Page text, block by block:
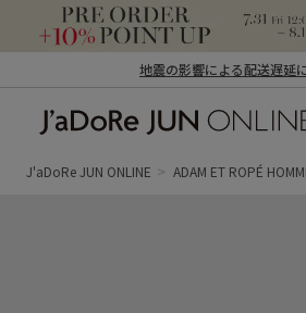
地震の影響による配送遅延
ン オンライン）
J'aDoRe JUN ONLINE ADAM ET ROPÉ